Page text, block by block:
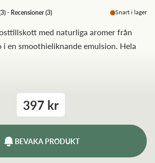
- Recensioner(3) Snart i lager
med naturliga aromer från
smoothieliknande emulsion. Hela
397 kr
BEVAKA PRODUKT